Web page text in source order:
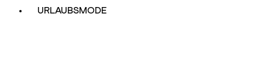
URLAUBSMODE